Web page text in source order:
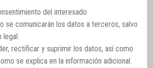
del interesado
se comunicarán los datos a terceros, salvo
legal.
rectificar y suprimir los datos, así como
se explica en la información adicional.